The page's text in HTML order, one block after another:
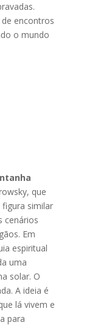
encontros
o mundo
que
similar
cenários
Em
espiritual
uma
solar. O
A ideia é
lá vivem e
para